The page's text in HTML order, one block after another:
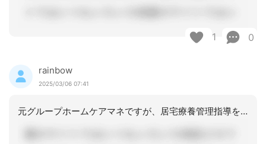
1 0
rainbow
2025/03/06 07:41
元グループホームケアマネですが、居宅療養管理指導を算定しても施設の収入は変わりま